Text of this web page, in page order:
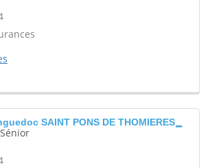
SAINT PONS DE THOMIERES